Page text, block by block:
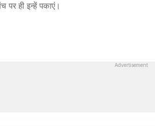
पर ही इन्हें पकाएं।
Advertisement